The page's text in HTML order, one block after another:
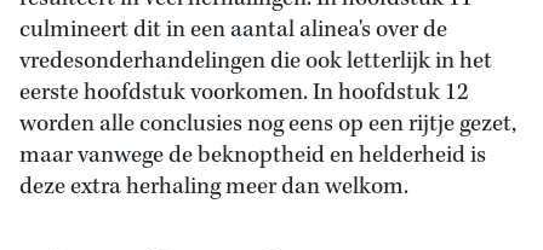
culmineert dit in een aantal alinea's over de
vredesonderhandelingen die ook letterlijk in het
eerste hoofdstuk voorkomen. In hoofdstuk 12
worden alle conclusies nog eens op een rijtje gezet,
maar vanwege de beknoptheid en helderheid is
deze extra herhaling meer dan welkom.